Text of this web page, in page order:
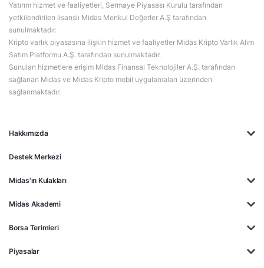
Hakkımızda
Destek Merkezi
Midas'ın Kulakları
Midas Akademi
Borsa Terimleri
Piyasalar
Yatırım hizmet ve faaliyetleri, Sermaye Piyasası Kurulu tarafından
yetkilendirilen lisanslı Midas Menkul Değerler A.Ş tarafından
sunulmaktadır.
Kripto varlık piyasasına ilişkin hizmet ve faaliyetler Midas Kripto Varlık Alım
Satım Platformu A.Ş. tarafından sunulmaktadır.
Sunulan hizmetlere erişim Midas Finansal Teknolojiler A.Ş. tarafından
sağlanan Midas ve Midas Kripto mobil uygulamaları üzerinden
sağlanmaktadır.